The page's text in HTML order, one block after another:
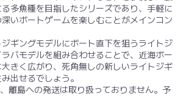
多魚種を目指したシリーズであり、手軽に
いボートゲームを楽しむことがメインコン
ギングモデルにボート直下を狙うライトジ
バモデルを組み合わせることで、近海ボー
きく広がり、死角無しの新しいライトジギ
出せるでしょう。
離島への発送は取り扱っておりません。予